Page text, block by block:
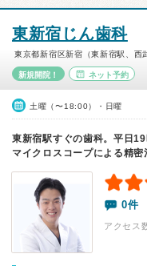
東新宿じん歯科
東京都新宿区新宿（東新宿駅、西
新規開院！ ネット予約
土曜（〜18:00）・日曜
東新宿駅すぐの歯科。平日
マイクロスコープによる精密
0件
アクセス